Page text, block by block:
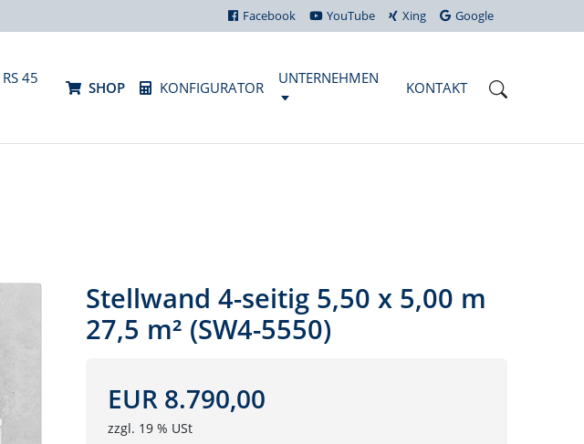
Facebook YouTube Xing Google
RS 45
SHOP KONFIGURATOR
UNTERNEHMEN
KONTAKT
Stellwand 4-seitig 5,50 x 5,00 m
27,5 m² (SW4-5550)
EUR 8.790,00
zzgl. 19 % USt